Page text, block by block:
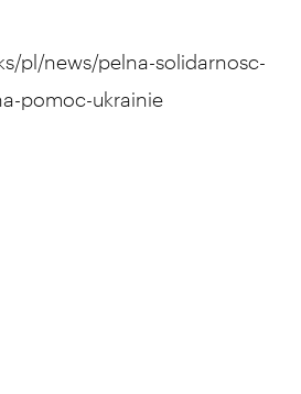
pl/news/pelna-solidarnosc-
pomoc-ukrainie